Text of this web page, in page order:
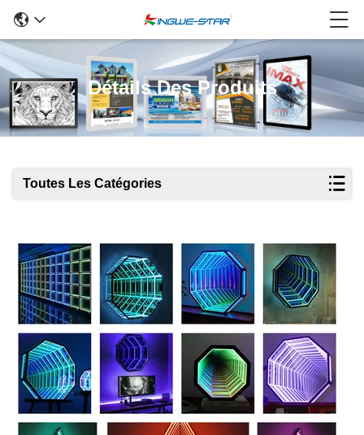
Détails Des Produits
Toutes Les Catégories